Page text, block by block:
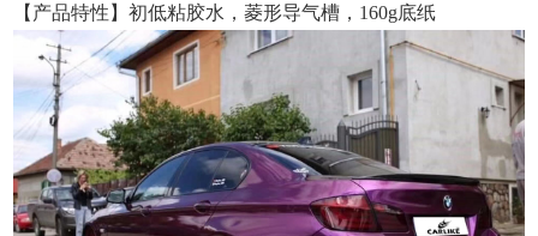
【产品特性】初低粘胶水，菱形导气槽，160g底纸